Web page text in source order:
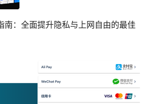
南：全面提升隐私与上网自由的最佳